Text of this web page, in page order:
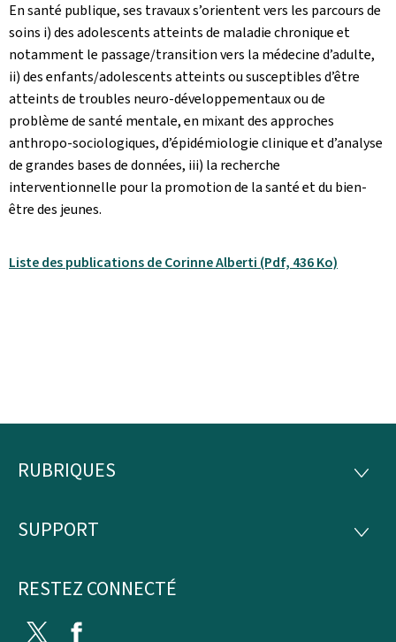
En santé publique, ses travaux s’orientent vers les parcours de
soins i) des adolescents atteints de maladie chronique et
notamment le passage/transition vers la médecine d’adulte,
ii) des enfants/adolescents atteints ou susceptibles d’être
atteints de troubles neuro-développementaux ou de
problème de santé mentale, en mixant des approches
anthropo-sociologiques, d’épidémiologie clinique et d’analyse
de grandes bases de données, iii) la recherche
interventionnelle pour la promotion de la santé et du bien-
être des jeunes.
Liste des publications de Corinne Alberti (Pdf, 436 Ko)
Pied
page
RUBRIQUES
SUPPORT
RESTEZ CONNECTÉ
Twitter